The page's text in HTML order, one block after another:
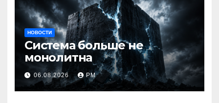
НОВОСТИ
Система больше не
монолитна
06.08.2026 РМ